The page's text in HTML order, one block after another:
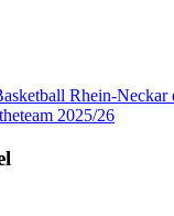
Rhein-Neckar
2025/26